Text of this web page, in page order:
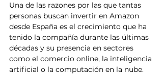
Una de las razones por las que tantas
personas buscan invertir en Amazon
desde España es el crecimiento que ha
tenido la compañía durante las últimas
décadas y su presencia en sectores
como el comercio online, la inteligencia
artificial o la computación en la nube.